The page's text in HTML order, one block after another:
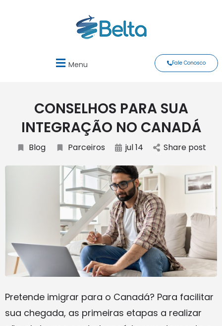
Menu Fale Conosco
CONSELHOS PARA SUA
INTEGRAÇÃO NO CANADÁ
Blog Parceiros jul 14 Share post
Pretende imigrar para o Canadá? Para facilitar
sua chegada, as primeiras etapas a realizar